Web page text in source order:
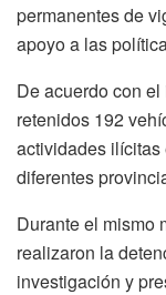
permanentes de
apoyo a las
De acuerdo con
retenidos 192
actividades
diferentes
Durante el mismo
realizaron la
investigación y